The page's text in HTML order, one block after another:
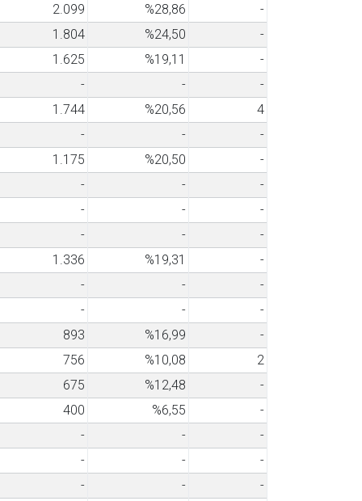
2.099 %28,86
-
1.804 %24,50
-
1.625 %19,11
-
- -
-
1.744 %20,56
4
- -
-
1.175 %20,50
-
- -
-
- -
-
- -
-
1.336 %19,31
-
- -
-
- -
-
893 %16,99
-
756 %10,08
2
675 %12,48
-
400 %6,55
-
- -
-
- -
-
- -
-